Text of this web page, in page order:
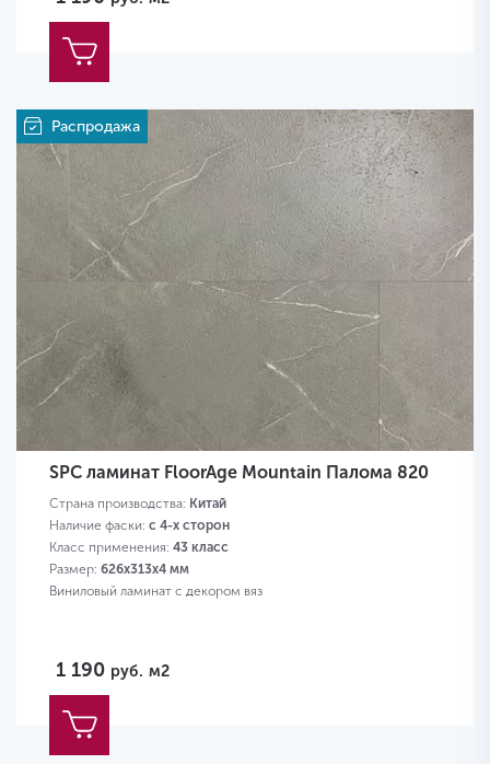
Распродажа
SPC ламинат FloorAge Mountain Палома 820
Страна производства: Китай
Наличие фаски: с 4-х сторон
Класс применения: 43 класс
Размер: 626х313х4 мм
Виниловый ламинат с декором вяз
1 190 руб. м2